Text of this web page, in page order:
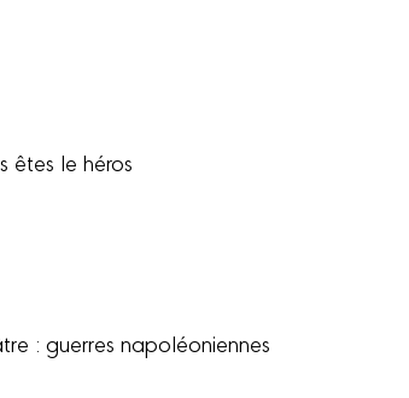
êtes le héros
: guerres napoléoniennes